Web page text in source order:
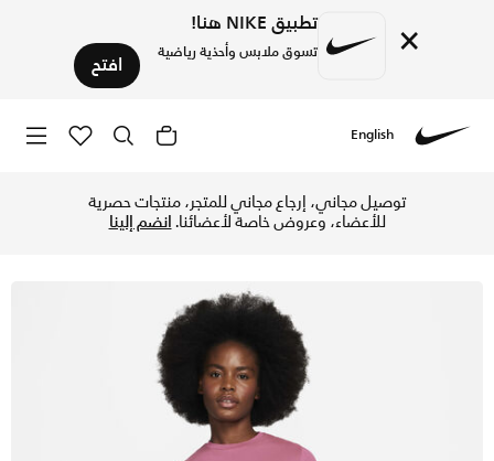
× تطبيق NIKE هنا!
تسوق ملابس وأحذية رياضية افتح
English
توصيل مجاني، إرجاع مجاني للمتجر، منتجات حصرية
للأعضاء، وعروض خاصة لأعضائنا.انضم إلينا